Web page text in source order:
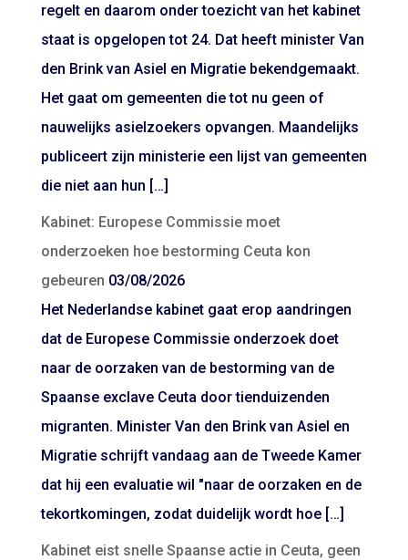
regelt en daarom onder toezicht van het kabinet
staat is opgelopen tot 24. Dat heeft minister Van
den Brink van Asiel en Migratie bekendgemaakt.
Het gaat om gemeenten die tot nu geen of
nauwelijks asielzoekers opvangen. Maandelijks
publiceert zijn ministerie een lijst van gemeenten
die niet aan hun […]
Kabinet: Europese Commissie moet
onderzoeken hoe bestorming Ceuta kon
gebeuren 03/08/2026
Het Nederlandse kabinet gaat erop aandringen
dat de Europese Commissie onderzoek doet
naar de oorzaken van de bestorming van de
Spaanse exclave Ceuta door tienduizenden
migranten. Minister Van den Brink van Asiel en
Migratie schrijft vandaag aan de Tweede Kamer
dat hij een evaluatie wil "naar de oorzaken en de
tekortkomingen, zodat duidelijk wordt hoe […]
Kabinet eist snelle Spaanse actie in Ceuta, geen